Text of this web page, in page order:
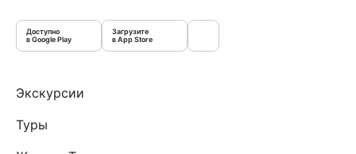
Доступно
в Google Play
Загрузите
в App Store
Экскурсии
Туры